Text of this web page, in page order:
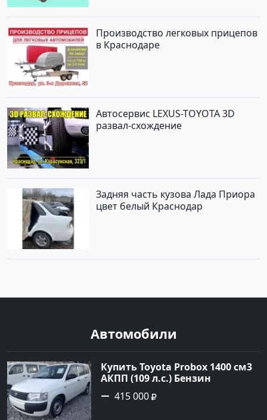
Производство легковых прицепов
в Краснодаре
Автосервис LEXUS-TOYOTA 3D
развал-схождение
Задняя часть кузова Лада Приора
цвет белый Краснодар
Автомобили
Купить Toyota Probox 1400 см3
АКПП (109 л.с.) Бензин
инжектор в Новороссийск:
цвет белый Универсал 2010
415 000